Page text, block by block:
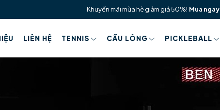
Khuyến mãi mùa hè giảm giá 50%! Mua ngay
LIÊN HỆ TENNIS CẦU LÔNG PICKLEBALL